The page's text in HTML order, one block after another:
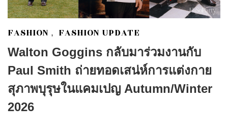
FASHION , FASHION UPDATE
Walton Goggins กลับมาร่วมงานกับ
Paul Smith ถ่ายทอดเสน่ห์การแต่งกาย
สุภาพบุรุษในแคมเปญ Autumn/Winter
2026